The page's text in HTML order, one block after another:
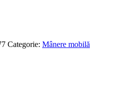
Categorie: Mânere mobilă